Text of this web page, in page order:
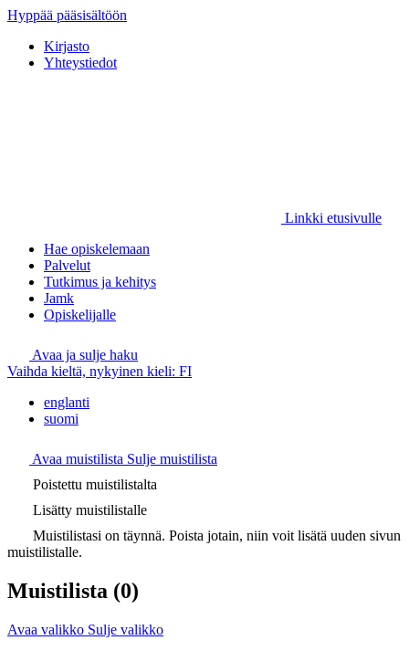
Hyppää pääsisältöön
Kirjasto
Yhteystiedot
Linkki etusivulle
Hae opiskelemaan
Palvelut
Tutkimus ja kehitys
Jamk
Opiskelijalle
Avaa ja sulje haku
Vaihda kieltä, nykyinen kieli: FI
englanti
suomi
Avaa muistilista Sulje muistilista
Poistettu muistilistalta
Lisätty muistilistalle
Muistilistasi on täynnä. Poista jotain, niin voit lisätä uuden sivun
muistilistalle.
Muistilista (0)
Avaa valikko Sulje valikko